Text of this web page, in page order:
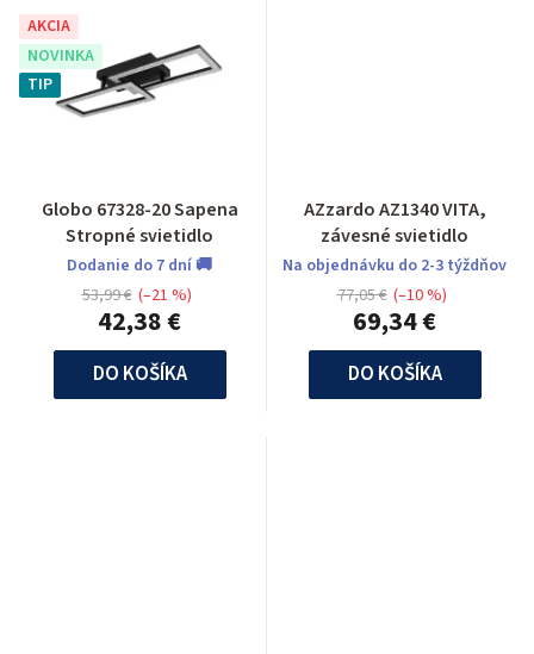
AKCIA
NOVINKA
TIP
Globo 67328-20 Sapena
Stropné svietidlo
Dodanie do 7 dní 🚚
42,38 €
53,99 € (–21 %)
DO KOŠÍKA
AZzardo AZ1340 VITA,
závesné svietidlo
Na objednávku do 2-3 týždňov
69,34 €
77,05 € (–10 %)
DO KOŠÍKA